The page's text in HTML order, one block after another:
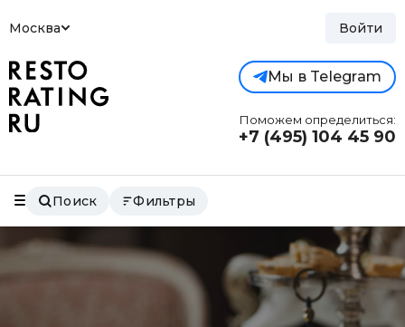
Москва Войти
Мы в Telegram
Поможем определиться:
+7 (495) 104 45 90
Поиск Фильтры